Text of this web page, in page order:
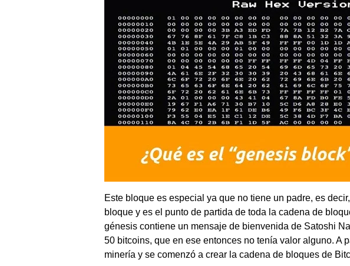
Este bloque es especial ya que no tiene un padre, es
bloque y es el punto de partida de toda la cadena de
génesis contiene un mensaje de bienvenida de Satoshi
50 bitcoins, que en ese entonces no tenía valor alguno. A
minería y se comenzó a crear la cadena de bloques de